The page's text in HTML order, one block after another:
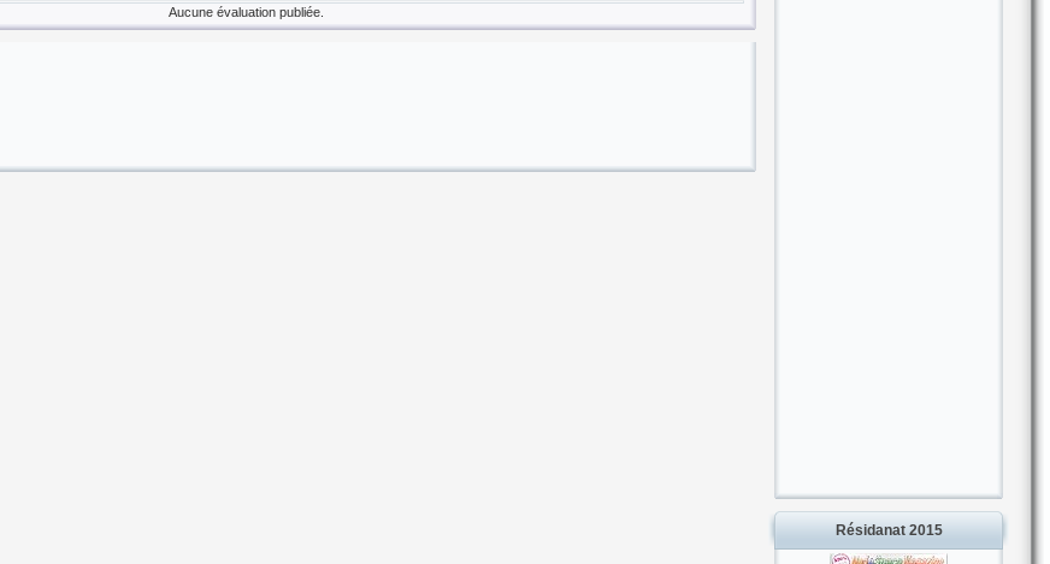
Aucune évaluation publiée.
Résidanat 2015